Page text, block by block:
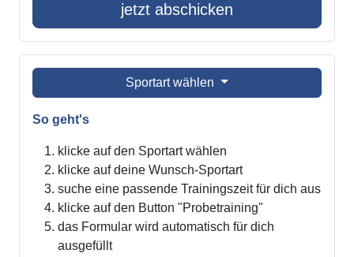
jetzt abschicken
Sportart wählen
So geht's
klicke auf den Sportart wählen
klicke auf deine Wunsch-Sportart
suche eine passende Trainingszeit für dich aus
klicke auf den Button "Probetraining"
das Formular wird automatisch für dich
ausgefüllt